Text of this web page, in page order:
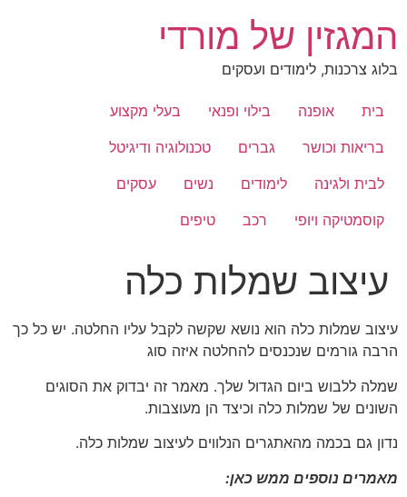
לתוכן
המגזין של מורדי
בלוג צרכנות, לימודים ועסקים
בית אופנה בילוי ופנאי
בעלי מקצוע
בריאות וכושר
גברים
טכנולוגיה ודיגיטל
לבית ולגינה
לימודים נשים
עסקים
קוסמטיקה ויופי
רכב טיפים
עיצוב שמלות כלה
עיצוב שמלות כלה הוא נושא שקשה לקבל עליו החלטה. יש כל כך
הרבה גורמים שנכנסים להחלטה איזה סוג
שמלה ללבוש ביום הגדול שלך. מאמר זה יבדוק את הסוגים
השונים של שמלות כלה וכיצד הן מעוצבות.
נדון גם בכמה מהאתגרים הנלווים לעיצוב שמלות כלה.
מאמרים נוספים ממש כאן: